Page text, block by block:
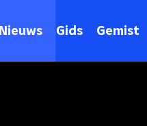
Nieuws Gids Gemist